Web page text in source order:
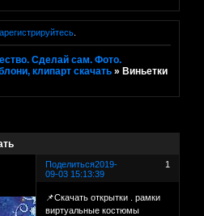
.
Сделай сам. Фото.
клипарт скачать » Виньетки
Поделиться 1
2019-
09-03 15:13:39
📌Скачать открытки . рамки
виртуальные костюмы